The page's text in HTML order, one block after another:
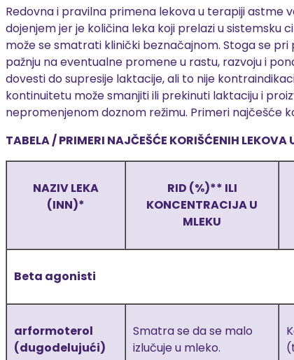
Redovna i pravilna primena lekova u terapiji astme
dojenjem jer je količina leka koji prelazi u
može se smatrati klinički beznačajnom. Stoga se
pažnju na eventualne promene u rastu, razvoju i
dovesti do supresije laktacije, ali to nije
kontinuitetu može smanjiti ili prekinuti laktaciju i
nepromenjenom doznom režimu. Primeri najčešće
TABELA /PRIMERI NAJČEŠĆE KORIŠĆENIH LEKOVA
NAZIV LEKA
(INN)*
RID (%)** ILI
KONCENTRACIJA U
MLEKU
Beta agonisti
arformoterol
(dugodelujući)
Smatra se da se malo
izlučuje u mleko.